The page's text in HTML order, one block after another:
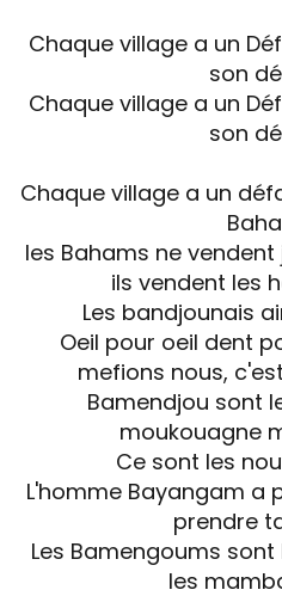
Chaque village a un
son
Chaque village a un
son
Chaque village a un
les Bahams ne
ils vendent les
Les bandjounais
Oeil pour oeil dent
mefions nous,
Bamendjou sont
moukouagne
Ce sont les
L'homme Bayangam
prendre
Les Bamengoums
les